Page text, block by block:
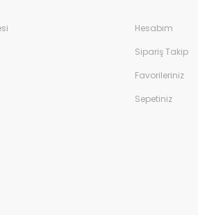
Hesabım
Sipariş Takip
Favorileriniz
Sepetiniz